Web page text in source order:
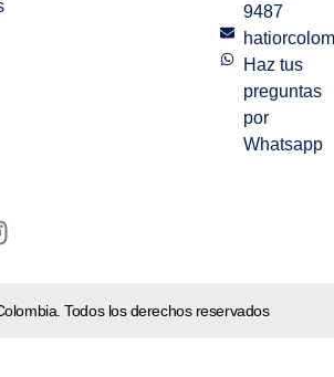
9487
Haz tus
preguntas
por
Whatsapp
Todos los derechos reservados